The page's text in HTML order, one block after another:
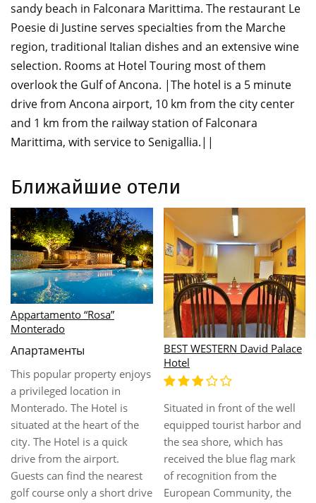
sandy beach in Falconara Marittima. The restaurant Le
Poesie di Justine serves specialties from the Marche
region, traditional Italian dishes and an extensive wine
selection. Rooms at Hotel Touring most of them
overlook the Gulf of Ancona. |The hotel is a 5 minute
drive from Ancona airport, 10 km from the city center
and 1 km from the railway station of Falconara
Marittima, with service to Senigallia.||
Ближайшие отели
Appartamento “Rosa”
Monterado
Апартаменты
This popular property enjoys
a privileged location in
Monterado. The Hotel is
situated at the heart of the
city. The Hotel is a quick
drive from the airport.
Guests can find the nearest
golf course only a short drive
BEST WESTERN David Palace
Hotel
Situated in front of the well
equipped tourist harbor and
the sea shore, which has
received the blue flag mark
of recognition from the
European Community, the